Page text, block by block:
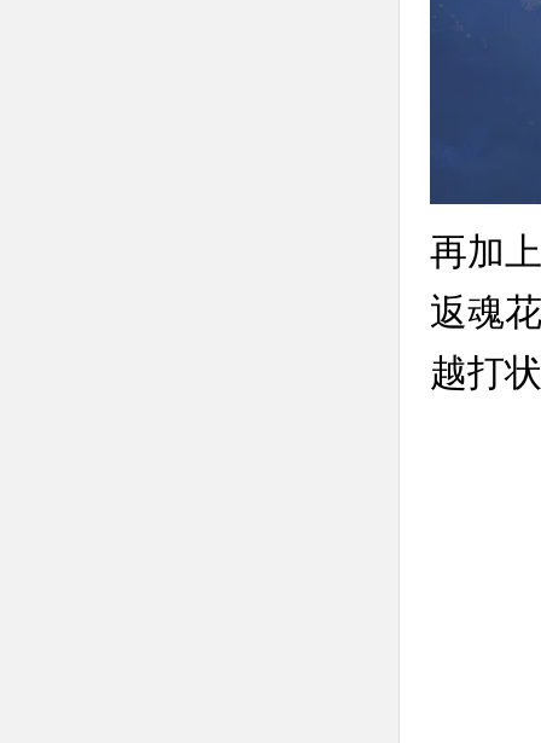
再加
返魂
越打